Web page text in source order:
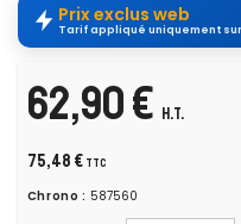
Prix exclus web
Tarif appliqué uniquement
62,90 € H.T.
75,48 € TTC
Chrono : 587560